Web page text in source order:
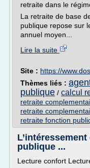
retraite dans le
La retraite de base
publique repose sur
annuel moyen...
Lire la suite
Site : https://
Thèmes liés :
publique / calcul
retraite
retraite
retraite fonction
publique ...
Lecture confort